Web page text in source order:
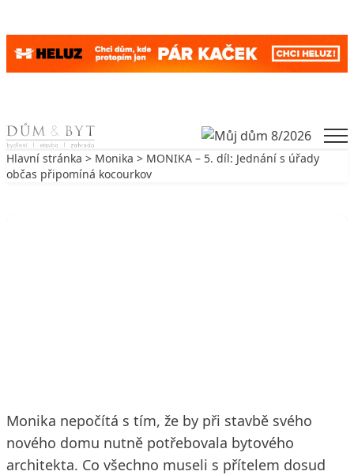
Skip to content
Hlavní stránka > Monika > MONIKA – 5. díl: Jednání s úřady
občas připomíná kocourkov
Monika nepočítá s tím, že by při stavbě svého
nového domu nutně potřebovala bytového
architekta. Co všechno museli s přítelem dosud